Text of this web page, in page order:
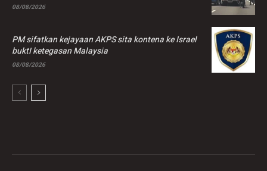
08/08/2026
PM sifatkan kejayaan AKPS sita kontena ke Israel
buktI ketegasan Malaysia
08/08/2026